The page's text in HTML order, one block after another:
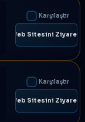
Karşılaştır
🌐 Web Sitesini Ziyaret
Karşılaştır
🌐 Web Sitesini Ziyaret